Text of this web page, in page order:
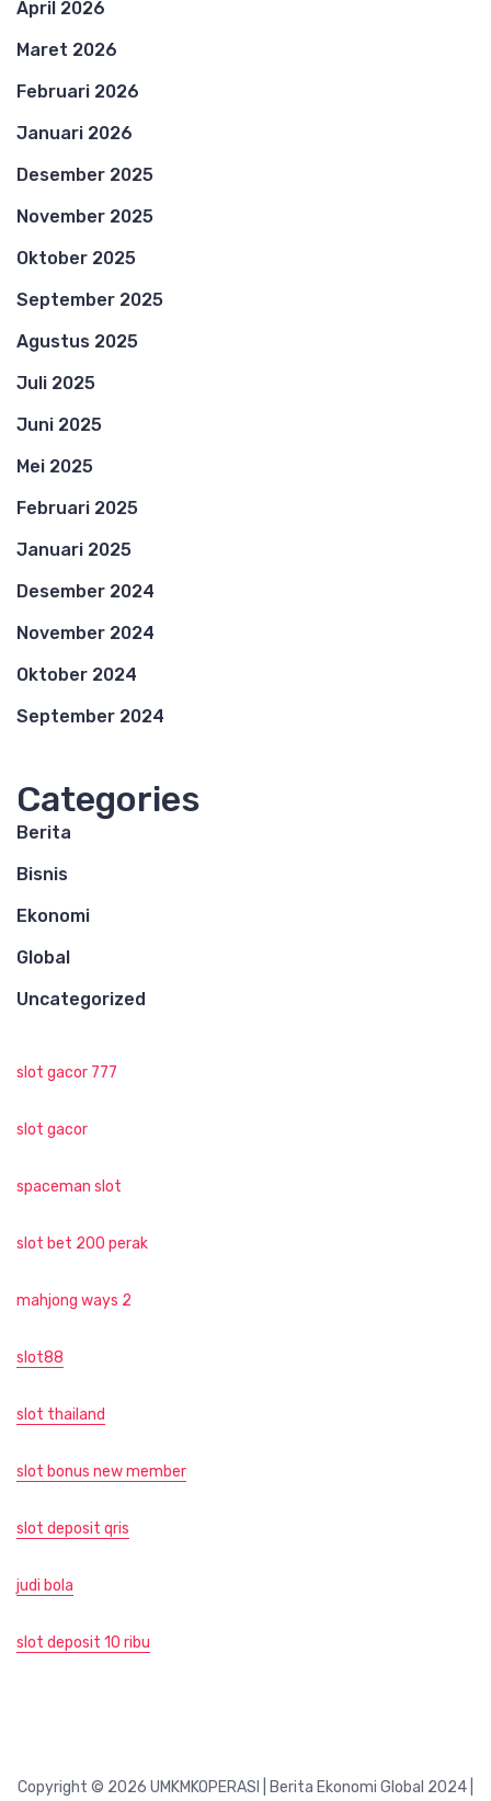
April 2026
Maret 2026
Februari 2026
Januari 2026
Desember 2025
November 2025
Oktober 2025
September 2025
Agustus 2025
Juli 2025
Juni 2025
Mei 2025
Februari 2025
Januari 2025
Desember 2024
November 2024
Oktober 2024
September 2024
Categories
Berita
Bisnis
Ekonomi
Global
Uncategorized
slot gacor 777
slot gacor
spaceman slot
slot bet 200 perak
mahjong ways 2
slot88
slot thailand
slot bonus new member
slot deposit qris
judi bola
slot deposit 10 ribu
Copyright © 2026 UMKMKOPERASI | Berita Ekonomi Global 2024 |